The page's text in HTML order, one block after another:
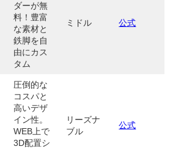
ダーが無
料！豊富
な素材と
鉄脚を自
由にカス
タム
ミドル 公式
圧倒的な
コスパと
高いデザ
イン性。
WEB上で
3D配置シ
リーズナ
ブル
公式